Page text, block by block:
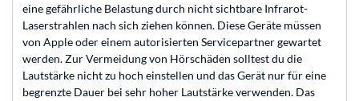
eine gefährliche Belastung durch nicht sichtbare Infrarot-
Laserstrahlen nach sich ziehen können. Diese Geräte müssen
von Apple oder einem autorisierten Servicepartner gewartet
werden. Zur Vermeidung von Hörschäden solltest du die
Lautstärke nicht zu hoch einstellen und das Gerät nur für eine
begrenzte Dauer bei sehr hoher Lautstärke verwenden. Das